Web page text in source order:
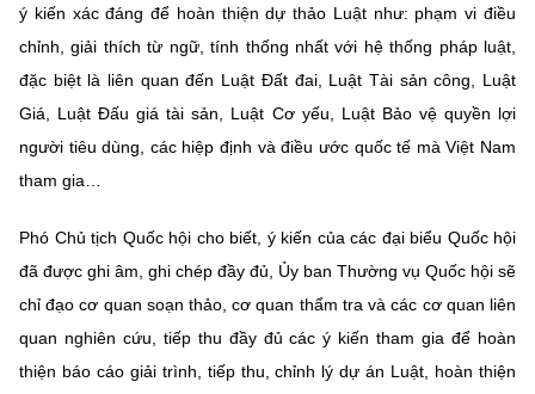
ý kiến xác đáng để hoàn thiện dự thảo Luật như: phạm vi điều
chỉnh, giải thích từ ngữ, tính thống nhất với hệ thống pháp luật,
đặc biệt là liên quan đến Luật Đất đai, Luật Tài sản công, Luật
Giá, Luật Đấu giá tài sản, Luật Cơ yếu, Luật Bảo vệ quyền lợi
người tiêu dùng, các hiệp định và điều ước quốc tế mà Việt Nam
tham gia…
Phó Chủ tịch Quốc hội cho biết, ý kiến của các đại biểu Quốc hội
đã được ghi âm, ghi chép đầy đủ, Ủy ban Thường vụ Quốc hội sẽ
chỉ đạo cơ quan soạn thảo, cơ quan thẩm tra và các cơ quan liên
quan nghiên cứu, tiếp thu đầy đủ các ý kiến tham gia để hoàn
thiện báo cáo giải trình, tiếp thu, chỉnh lý dự án Luật, hoàn thiện